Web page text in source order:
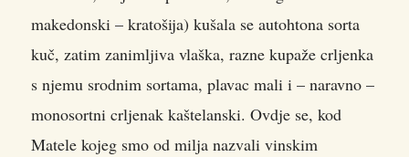
makedonski – kratošija) kušala se autohtona sorta
kuč, zatim zanimljiva vlaška, razne kupaže crljenka
s njemu srodnim sortama, plavac mali i – naravno –
monosortni crljenak kaštelanski. Ovdje se, kod
Matele kojeg smo od milja nazvali vinskim